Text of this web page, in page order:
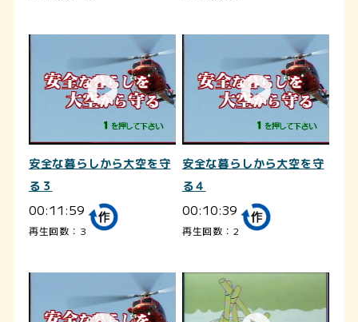
安全な暮らしから大空を守
る３
00:11:59
再生回数：3
安全な暮らしから大空を守
る４
00:10:39
再生回数：2